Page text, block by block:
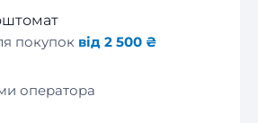
покупок від 2 500 ₴
оператора